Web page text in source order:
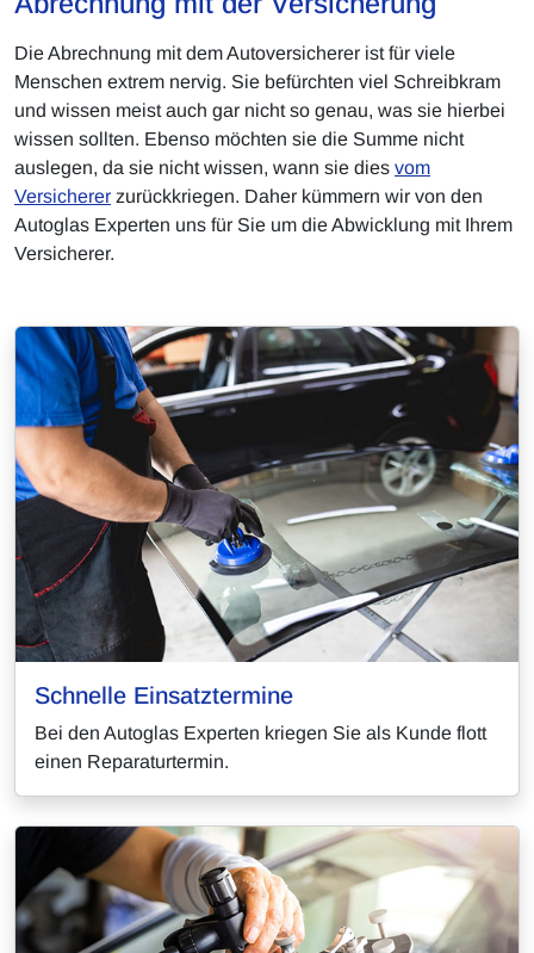
Die Abrechnung mit dem Autoversicherer ist für viele
Menschen extrem nervig. Sie befürchten viel Schreibkram
und wissen meist auch gar nicht so genau, was sie hierbei
wissen sollten. Ebenso möchten sie die Summe nicht
auslegen, da sie nicht wissen, wann sie dies vom
Versicherer zurückkriegen. Daher kümmern wir von den
Autoglas Experten uns für Sie um die Abwicklung mit Ihrem
Versicherer.
Schnelle Einsatztermine
Bei den Autoglas Experten kriegen Sie als Kunde flott
einen Reparaturtermin.